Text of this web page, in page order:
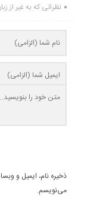
نظراتی که به غیر از
ذخیره نام، ایمیل و
می‌نویسم.